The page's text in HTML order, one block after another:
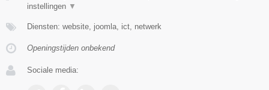
instellingen ▼
Diensten: website, joomla, ict, netwerk
Openingstijden onbekend
Sociale media: